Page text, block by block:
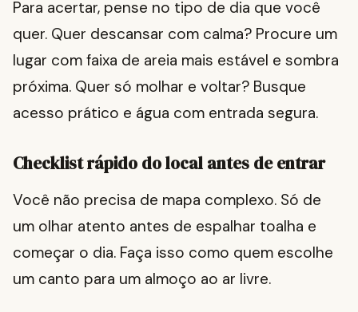
Para acertar, pense no tipo de dia que você
quer. Quer descansar com calma? Procure um
lugar com faixa de areia mais estável e sombra
próxima. Quer só molhar e voltar? Busque
acesso prático e água com entrada segura.
Checklist rápido do local antes de entrar
Você não precisa de mapa complexo. Só de
um olhar atento antes de espalhar toalha e
começar o dia. Faça isso como quem escolhe
um canto para um almoço ao ar livre.